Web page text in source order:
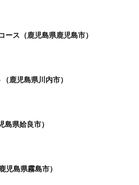
ス（鹿児島県鹿児島市）
鹿児島県川内市）
島県姶良市）
児島県霧島市）